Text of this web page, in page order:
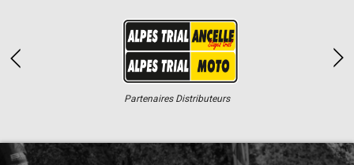
Partenaires Distributeurs